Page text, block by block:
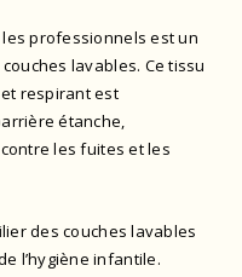
professionnels est un
lavables. Ce tissu
respirant est
étanche,
les fuites et les
des couches lavables
l’hygiène infantile.